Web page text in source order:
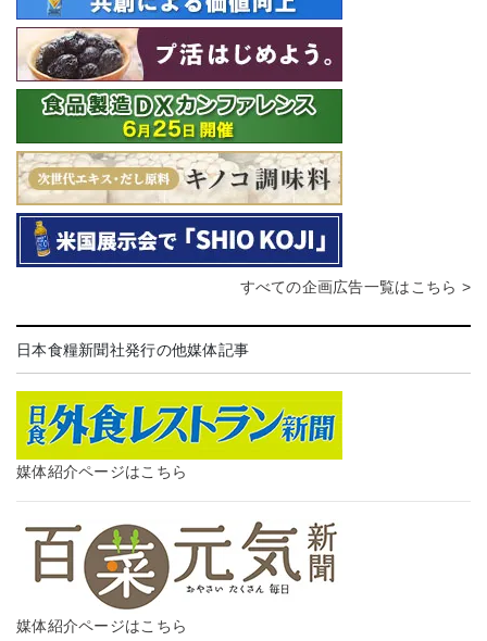
すべての企画広告一覧はこちら >
日本食糧新聞社発行の他媒体記事
媒体紹介ページはこちら
媒体紹介ページはこちら